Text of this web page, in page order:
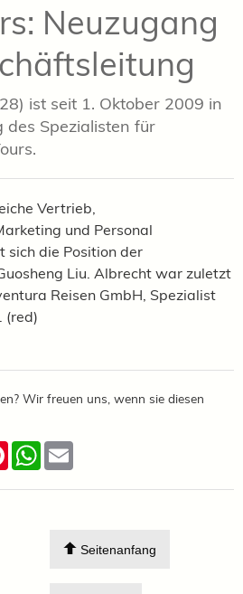
Neuzugang
ist seit 1. Oktober 2009 in
des Spezialisten für
Vertrieb,
und Personal
die Position der
Liu. Albrecht war zuletzt
Reisen GmbH, Spezialist
(red)
Wir freuen uns, wenn sie diesen
PinterestWhatsApp
Seitenanfang